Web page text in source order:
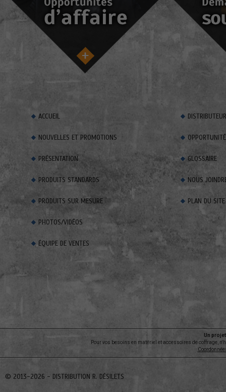
Un
Pour vos besoins en matériel et accessoires de coffrage,
ACCUEIL
NOUVELLES ET PROMOTIONS
PRÉSENTATION
PRODUITS STANDARDS
PRODUITS SUR MESURE
PHOTOS/VIDÉOS
ÉQUIPE DE VENTES
GLOSSAIRE
NOUS
PLAN DU SITE
© 2013-2026 - DISTRIBUTION R. DÉSILETS